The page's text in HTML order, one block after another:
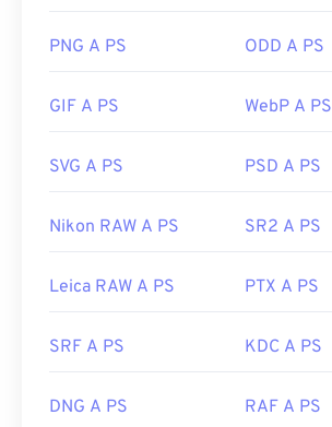
PNG A PS ODD A PS
GIF A PS WebP A PS
SVG A PS PSD A PS
Nikon RAW A PS SR2 A PS
Leica RAW A PS PTX A PS
SRF A PS KDC A PS
DNG A PS RAF A PS